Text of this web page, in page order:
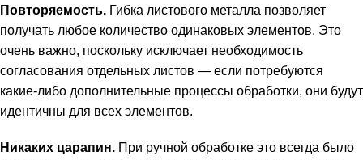
Повторяемость. Гибка листового металла позволяет
получать любое количество одинаковых элементов. Это
очень важно, поскольку исключает необходимость
согласования отдельных листов — если потребуются
какие-либо дополнительные процессы обработки, они будут
идентичны для всех элементов.
Никаких царапин. При ручной обработке это всегда было